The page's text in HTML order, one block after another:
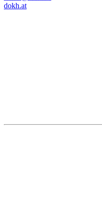
dokh.at